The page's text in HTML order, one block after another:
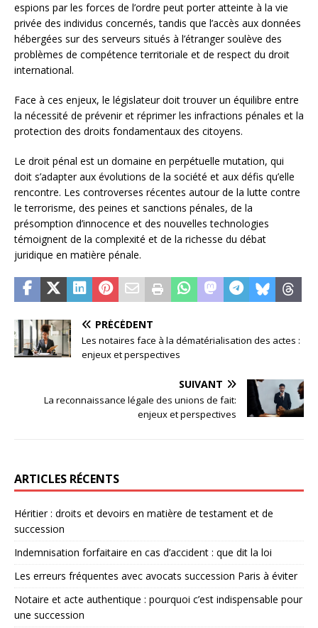
espions par les forces de l’ordre peut porter atteinte à la vie
privée des individus concernés, tandis que l’accès aux données
hébergées sur des serveurs situés à l’étranger soulève des
problèmes de compétence territoriale et de respect du droit
international.
Face à ces enjeux, le législateur doit trouver un équilibre entre
la nécessité de prévenir et réprimer les infractions pénales et la
protection des droits fondamentaux des citoyens.
Le droit pénal est un domaine en perpétuelle mutation, qui
doit s’adapter aux évolutions de la société et aux défis qu’elle
rencontre. Les controverses récentes autour de la lutte contre
le terrorisme, des peines et sanctions pénales, de la
présomption d’innocence et des nouvelles technologies
témoignent de la complexité et de la richesse du débat
juridique en matière pénale.
PRÉCÉDENT
Les notaires face à la dématérialisation des actes :
enjeux et perspectives
SUIVANT
La reconnaissance légale des unions de fait:
enjeux et perspectives
ARTICLES RÉCENTS
Héritier : droits et devoirs en matière de testament et de
succession
Indemnisation forfaitaire en cas d’accident : que dit la loi
Les erreurs fréquentes avec avocats succession Paris à éviter
Notaire et acte authentique : pourquoi c’est indispensable pour
une succession